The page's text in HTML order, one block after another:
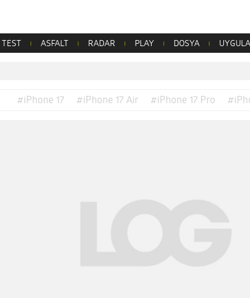
TEST ASFALT RADAR PLAY DOSYA
#iPhone 17 #iPhone 17 Air #iPhone 17 Pro